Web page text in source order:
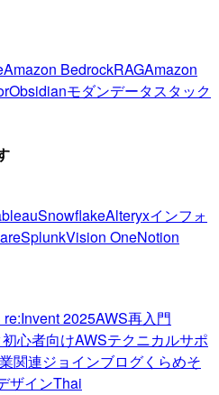
Amazon BedrockRAGAmazon
Obsidianモダンデータスタック
SnowflakeAlteryxインフォ
SplunkVision OneNotion
re:Invent 2025AWS再入門
初心者向けAWSテクニカルサポ
関連ジョインブログくらめそ
ザインThai